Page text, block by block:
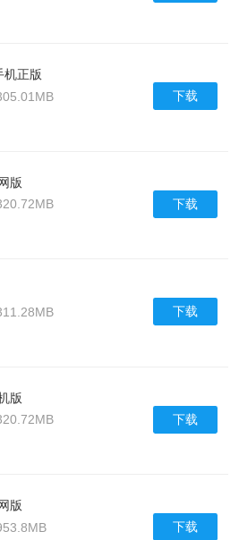
机正版
下载
版
下载
下载
版
下载
版
下载